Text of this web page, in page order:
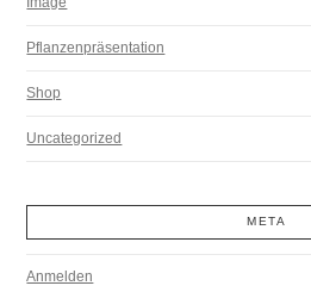
Pflanzenpräsentation
Shop
Uncategorized
META
Anmelden